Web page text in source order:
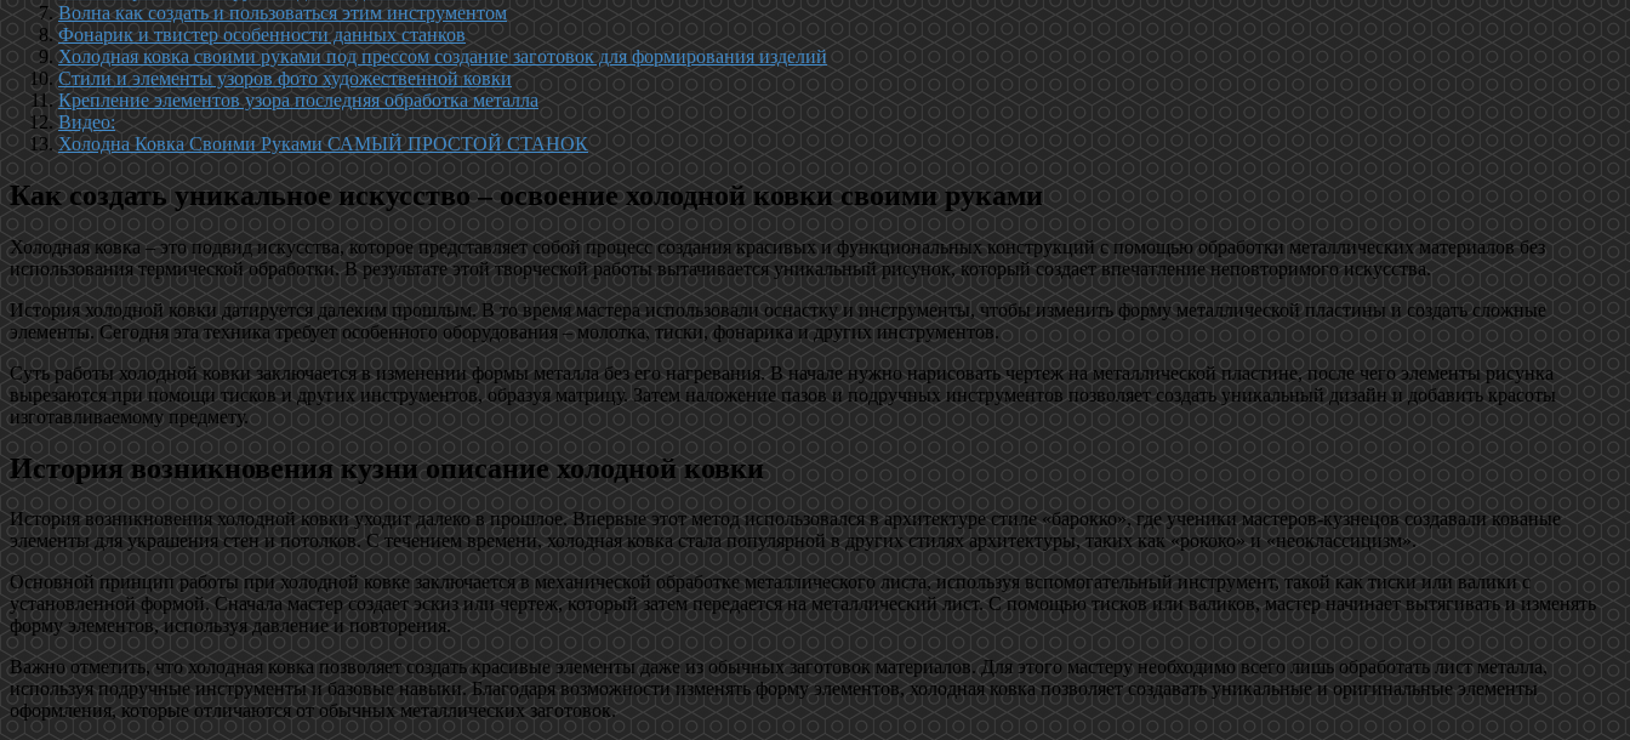
Волна как создать и пользоваться этим инструментом
Фонарик и твистер особенности данных станков
Холодная ковка своими руками под прессом создание заготовок для формирования изделий
Стили и элементы узоров фото художественной ковки
Крепление элементов узора последняя обработка металла
Видео:
Холодна Ковка Своими Руками САМЫЙ ПРОСТОЙ СТАНОК
Как создать уникальное искусство – освоение холодной ковки своими руками
Холодная ковка – это подвид искусства, которое представляет собой процесс создания красивых и функциональных конструкций с помощью обработки металлических материалов без
использования термической обработки. В результате этой творческой работы вытачивается уникальный рисунок, который создает впечатление неповторимого искусства.
История холодной ковки датируется далеким прошлым. В то время мастера использовали оснастку и инструменты, чтобы изменить форму металлической пластины и создать сложные
элементы. Сегодня эта техника требует особенного оборудования – молотка, тиски, фонарика и других инструментов.
Суть работы холодной ковки заключается в изменении формы металла без его нагревания. В начале нужно нарисовать чертеж на металлической пластине, после чего элементы рисунка
вырезаются при помощи тисков и других инструментов, образуя матрицу. Затем наложение пазов и подручных инструментов позволяет создать уникальный дизайн и добавить красоты
изготавливаемому предмету.
История возникновения кузни описание холодной ковки
История возникновения холодной ковки уходит далеко в прошлое. Впервые этот метод использовался в архитектуре стиле «барокко», где ученики мастеров-кузнецов создавали кованые
элементы для украшения стен и потолков. С течением времени, холодная ковка стала популярной в других стилях архитектуры, таких как «рококо» и «неоклассицизм».
Основной принцип работы при холодной ковке заключается в механической обработке металлического листа, используя вспомогательный инструмент, такой как тиски или валики с
установленной формой. Сначала мастер создает эскиз или чертеж, который затем передается на металлический лист. С помощью тисков или валиков, мастер начинает вытягивать и изменять
форму элементов, используя давление и повторения.
Важно отметить, что холодная ковка позволяет создать красивые элементы даже из обычных заготовок материалов. Для этого мастеру необходимо всего лишь обработать лист металла,
используя подручные инструменты и базовые навыки. Благодаря возможности изменять форму элементов, холодная ковка позволяет создавать уникальные и оригинальные элементы
оформления, которые отличаются от обычных металлических заготовок.